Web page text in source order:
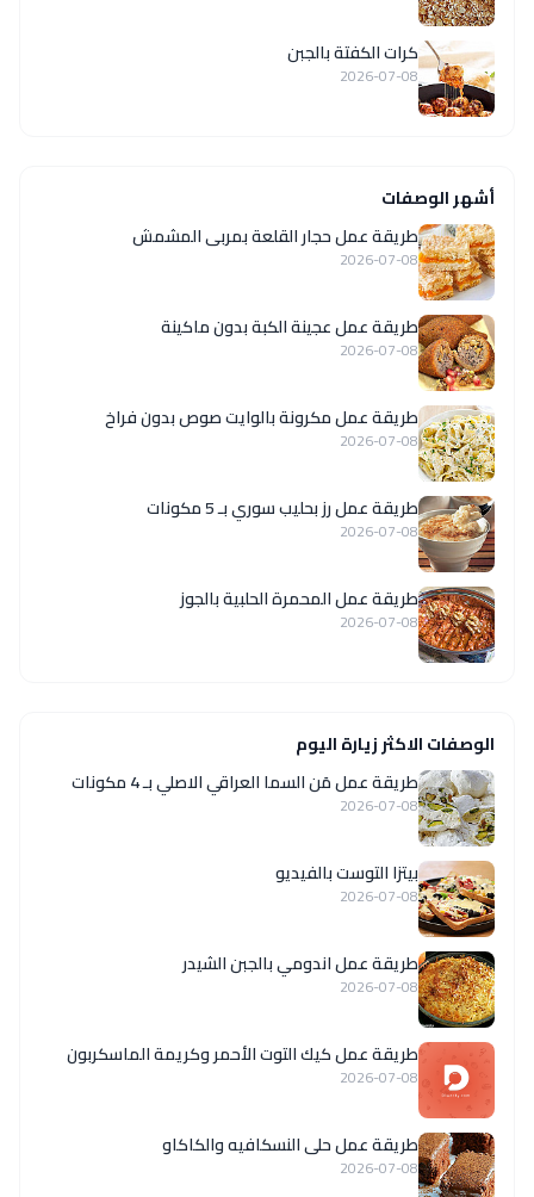
كرات الكفتة بالجبن
2026-07-08
أشهر الوصفات
طريقة عمل حجار القلعة بمربى المشمش
2026-07-08
طريقة عمل عجينة الكبة بدون ماكينة
2026-07-08
طريقة عمل مكرونة بالوايت صوص بدون فراخ
2026-07-08
طريقة عمل رز بحليب سوري بـ 5 مكونات
2026-07-08
طريقة عمل المحمرة الحلبية بالجوز
2026-07-08
الوصفات الاكثر زيارة اليوم
طريقة عمل مَن السما العراقي الاصلي بـ 4 مكونات
2026-07-08
بيتزا التوست بالفيديو
2026-07-08
طريقة عمل اندومي بالجبن الشيدر
2026-07-08
طريقة عمل كيك التوت الأحمر وكريمة الماسكربون
2026-07-08
طريقة عمل حلى النسكافيه والكاكاو
2026-07-08